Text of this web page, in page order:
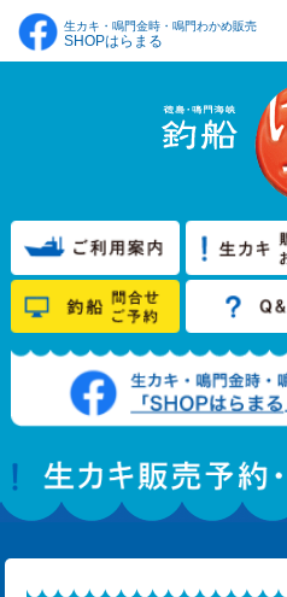
生カキ・鳴門金時・鳴門わかめ販売
SHOPはらまる